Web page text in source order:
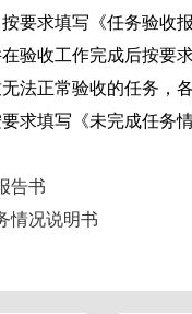
要求填写《任务验收
验收工作完成后按要
法正常验收的任务，
求填写《未完成任务
告书
情况说明书